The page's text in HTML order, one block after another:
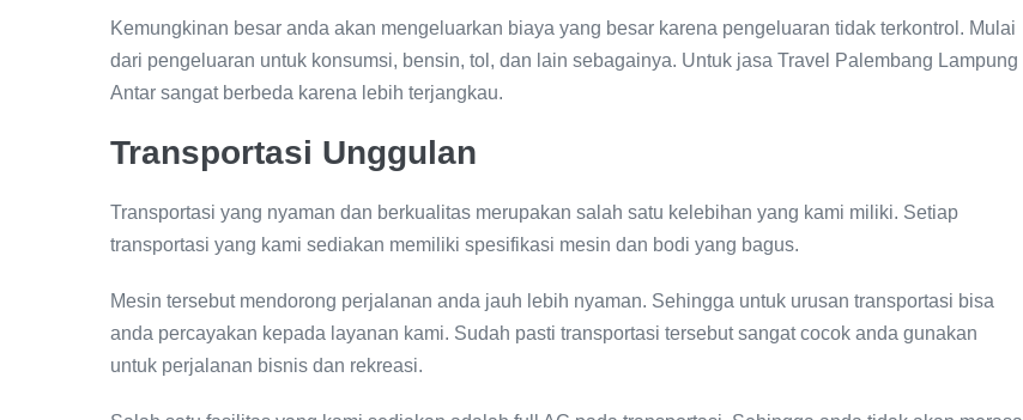
Kemungkinan besar anda akan mengeluarkan biaya yang besar karena pengeluaran tidak terkontrol. Mulai
dari pengeluaran untuk konsumsi, bensin, tol, dan lain sebagainya. Untuk jasa Travel Palembang Lampung
Antar sangat berbeda karena lebih terjangkau.
Transportasi Unggulan
Transportasi yang nyaman dan berkualitas merupakan salah satu kelebihan yang kami miliki. Setiap
transportasi yang kami sediakan memiliki spesifikasi mesin dan bodi yang bagus.
Mesin tersebut mendorong perjalanan anda jauh lebih nyaman. Sehingga untuk urusan transportasi bisa
anda percayakan kepada layanan kami. Sudah pasti transportasi tersebut sangat cocok anda gunakan
untuk perjalanan bisnis dan rekreasi.